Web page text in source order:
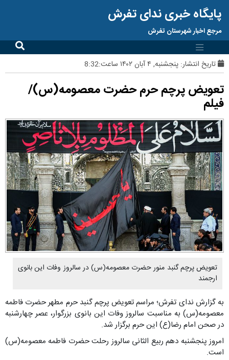
پایگاه خبری ندای تفرش
مرجع اخبار شهرستان تفرش
تاریخ انتشار: پنجشنبه, ۴ آبان ۱۴۰۲ ساعت:8:32
تعویض پرچم حرم حضرت معصومه(س)/
فیلم
تعویض پرچم گنبد منور حضرت معصومه(س) در سالروز وفات این بانوی
ارجمند
به گزارش ندای تفرش؛ مراسم تعویض پرچم گنبد حرم مطهر حضرت فاطمه
معصومه(س) به مناسبت سالروز وفات این بانوی بزرگوار، عصر چهارشنبه
در صحن امام رضا(ع) این حرم برگزار شد.
امروز پنجشنبه دهم ربیع الثانی سالروز رحلت حضرت فاطمه معصومه(س)
است.